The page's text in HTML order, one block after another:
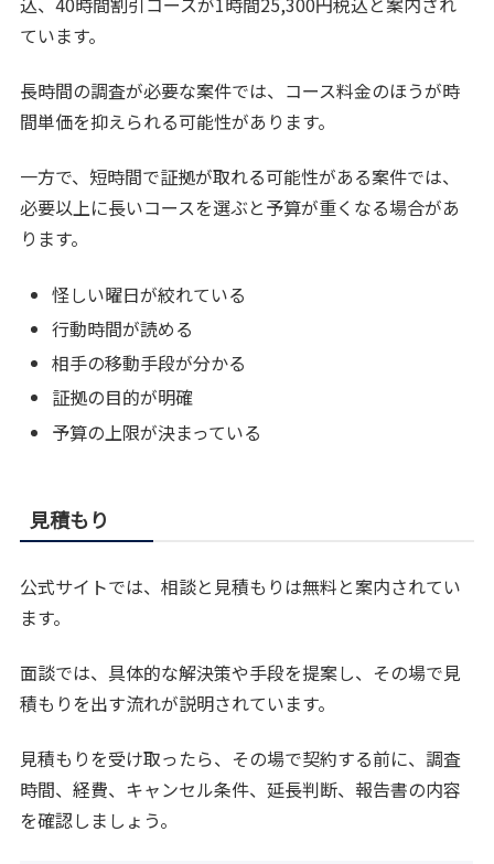
ています。
長時間の調査が必要な案件では、コース料金のほうが時
間単価を抑えられる可能性があります。
一方で、短時間で証拠が取れる可能性がある案件では、
必要以上に長いコースを選ぶと予算が重くなる場合があ
ります。
怪しい曜日が絞れている
行動時間が読める
相手の移動手段が分かる
証拠の目的が明確
予算の上限が決まっている
見積もり
公式サイトでは、相談と見積もりは無料と案内されてい
ます。
面談では、具体的な解決策や手段を提案し、その場で見
積もりを出す流れが説明されています。
見積もりを受け取ったら、その場で契約する前に、調査
時間、経費、キャンセル条件、延長判断、報告書の内容
を確認しましょう。